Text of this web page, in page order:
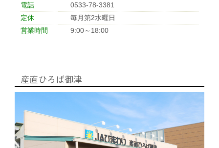
電話
0533-78-3381
定休
毎月第2水曜日
営業時間
9:00～18:00
産直ひろば御津